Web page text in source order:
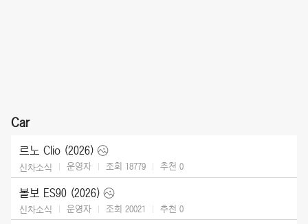
Car
르노 Clio (2026)
신차소식 운영자 조회 18779 추천 0
볼보 ES90 (2026)
신차소식 운영자 조회 20021 추천 0